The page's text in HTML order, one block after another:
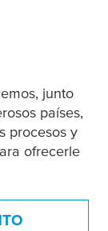
junto
países,
procesos y
ofrecerle